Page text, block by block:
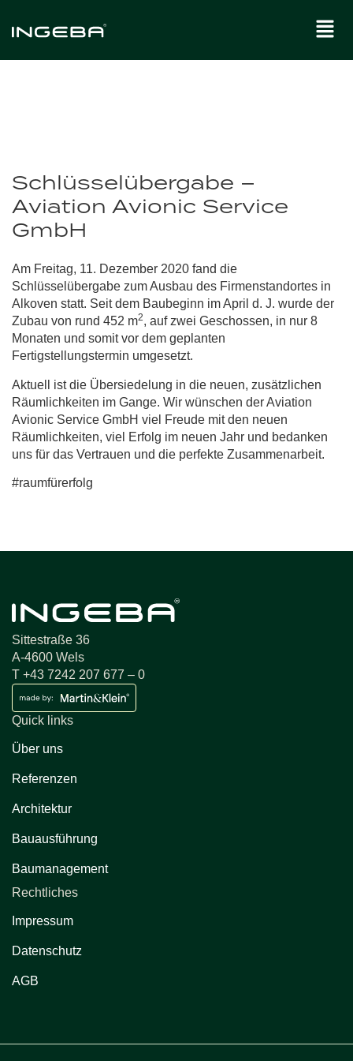
Schlüsselübergabe –
Aviation Avionic Service
GmbH
Am Freitag, 11. Dezember 2020 fand die
Schlüsselübergabe zum Ausbau des Firmenstandortes in
Alkoven statt. Seit dem Baubeginn im April d. J. wurde der
Zubau von rund 452 m2, auf zwei Geschossen, in nur 8
Monaten und somit vor dem geplanten
Fertigstellungstermin umgesetzt.
Aktuell ist die Übersiedelung in die neuen, zusätzlichen
Räumlichkeiten im Gange. Wir wünschen der Aviation
Avionic Service GmbH viel Freude mit den neuen
Räumlichkeiten, viel Erfolg im neuen Jahr und bedanken
uns für das Vertrauen und die perfekte Zusammenarbeit.
#raumfürerfolg
Sittestraße 36
A-4600 Wels
T +43 7242 207 677 – 0
Quick links
Über uns
Referenzen
Architektur
Bauausführung
Baumanagement
Rechtliches
Impressum
Datenschutz
AGB